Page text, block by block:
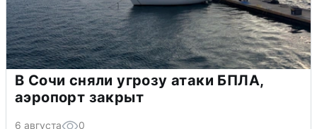
В Сочи сняли угрозу атаки БПЛА,
аэропорт закрыт
6 августа 0